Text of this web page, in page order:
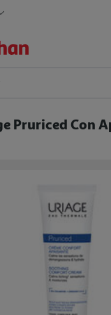
Pruriced Con